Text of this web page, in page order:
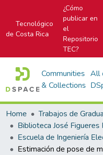
Tecnológico
de Costa Rica
¿Cómo
publicar en
el
Repositorio
TEC?
Communities
& Collections
All
Home
Trabajos de